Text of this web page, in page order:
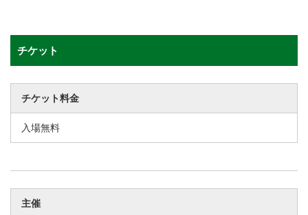
チケット
チケット料金
入場無料
主催